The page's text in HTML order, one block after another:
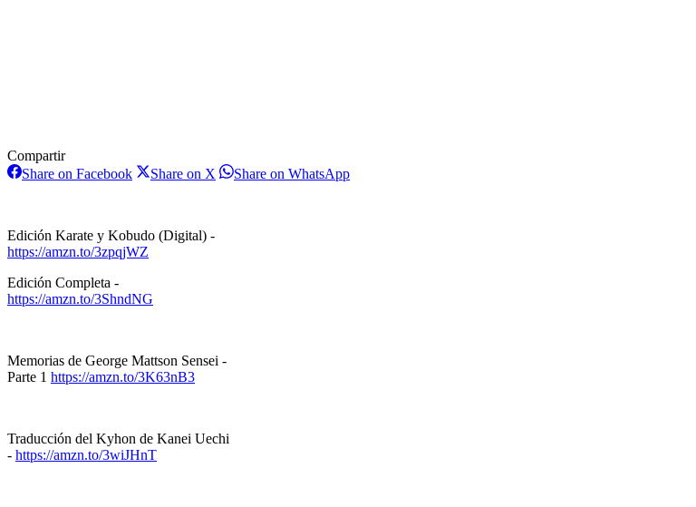
Compartir
Share on FacebookShareShare on X ShareShare on WhatsAppShare
Edición Karate y Kobudo (Digital) -
https://amzn.to/3zpqjWZ
Edición Completa -
https://amzn.to/3ShndNG
Memorias de George Mattson Sensei -
Parte 1 https://amzn.to/3K63nB3
Traducción del Kyhon de Kanei Uechi
- https://amzn.to/3wiJHnT